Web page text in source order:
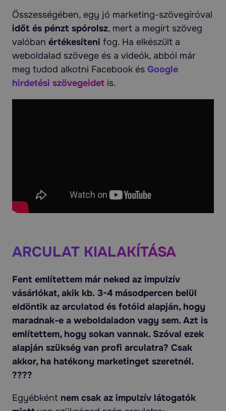
Összességében, egy jó marketing-szövegíróval
időt és pénzt spórolsz, mert a megírt szöveg
valóban értékesíteni fog. Ha elkészült a
weboldalad szövege és a videók, abból már
meg tudod alkotni Facebook és Google
hirdetési szövegeidet is.
ARCULAT KIALAKÍTÁSA
Fent említettem már neked az impulzív
vásárlókat, akik kb. 3-4 másodpercen belül
eldöntik az arculatod és fotóid alapján, hogy
maradnak-e a weboldaladon vagy sem. Azt is
említettem, hogy sokan vannak. Szóval ezek
alapján szükség van profi arculatra? Csak
akkor, ha hatékony marketinget szeretnél.
????
Egyébként nem csak az impulzív látogatók